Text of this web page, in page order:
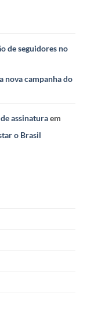
de seguidores no
nova campanha do
assinaturaem
o Brasil